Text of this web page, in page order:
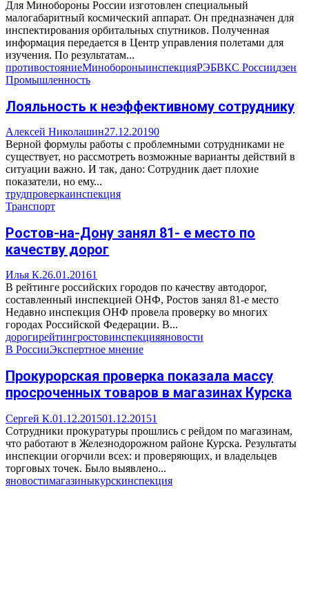
Для Минобороны России изготовлен специальный
малогабаритный космический аппарат. Он предназначен для
инспектирования орбитальных спутников. Полученная
информация передается в Центр управления полетами для
изучения. По результатам...
противостояниеМинобороныинспекцияРЭБВКС Россиидзен
Промышленность
Лояльность к неэффективному сотруднику
Алексей Николашин27.12.20190
Верной формулы работы с проблемными сотрудниками не
существует, но рассмотреть возможные варианты действий в
ситуации важно. И так, дано: Сотрудник дает плохие
показатели, но ему...
трудпроверкаинспекция
Транспорт
Ростов-на-Дону занял 81- е место по
качеству дорог
Илья К.26.01.20161
В рейтинге российских городов по качеству автодорог,
составленный инспекцией ОНФ, Ростов занял 81-е место
Недавно инспекция ОНФ провела проверку во многих
городах Российской Федерации. В...
дорогирейтингростовинспекцияяновости
В РоссииЭкспертное мнение
Прокурорская проверка показала массу
просроченных товаров в магазинах Курска
Сергей К.01.12.201501.12.20151
Сотрудники прокуратуры прошлись с рейдом по магазинам,
что работают в Железнодорожном районе Курска. Результаты
инспекции огорчили всех: и проверяющих, и владельцев
торговых точек. Было выявлено...
яновостимагазиныкурскинспекция